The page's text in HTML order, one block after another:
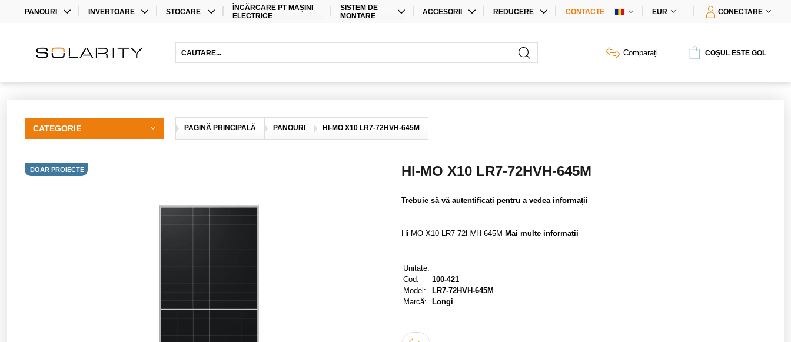
PANOURI
BIFACIAL
INVERTOARE
OPTIMIZATOARE
STOCARE
BATERII PLUMB-ACID
ÎNCĂRCARE PT MAȘINI
ELECTRICE
SISTEM DE
MONTARE
ACCESORII
INVERTOR
REDUCERE CONTACTE EUR CONECTARE
Comparați COȘUL ESTE GOL
PAGINĂ PRINCIPALĂ PANOURI HI-MO X10 LR7-72HVH-645M
CATEGORIE
HI-MO X10 LR7-72HVH-645M
Trebuie să vă autentificați pentru a vedea informații
Hi-MO X10 LR7-72HVH-645M Mai multe informații
Unitate:
Cod:
100-421
Model:
LR7-72HVH-645M
Marcă:
Longi
DOAR PROIECTE